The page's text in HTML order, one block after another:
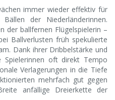
immer wieder effektiv für
der Niederländerinnen.
der ballfernen Flügelspielerin –
Ballverlusten früh spekulierte
Dank ihrer Dribbelstärke und
Spielerinnen oft direkt Tempo
Verlagerungen in die Tiefe
mehrfach gut gegen
anfällige Dreierkette der